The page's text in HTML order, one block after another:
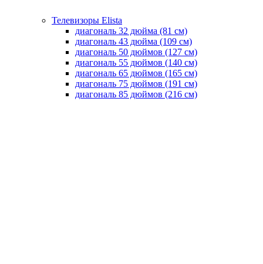
Телевизоры Elista
диагональ 32 дюйма (81 см)
диагональ 43 дюйма (109 см)
диагональ 50 дюймов (127 см)
диагональ 55 дюймов (140 cм)
диагональ 65 дюймов (165 cм)
диагональ 75 дюймов (191 см)
диагональ 85 дюймов (216 см)